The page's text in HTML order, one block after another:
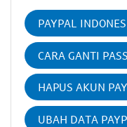
PAYPAL
CARA GANTI
HAPUS AKUN
UBAH DATA